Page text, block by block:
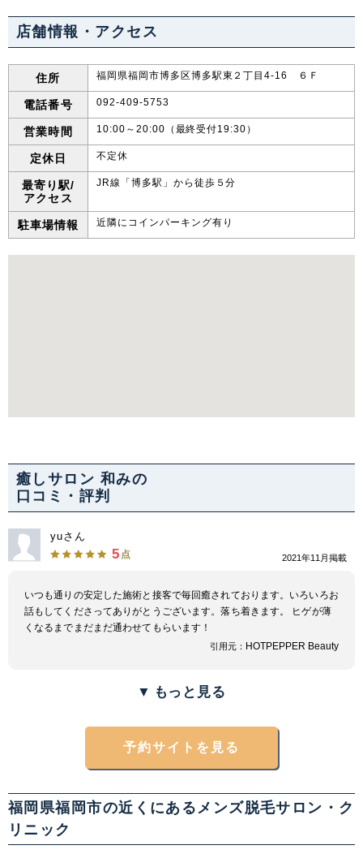
店舗情報・アクセス
住所 福岡県福岡市博多区博多駅東２丁目4-16 ６Ｆ
電話番号 092-409-5753
営業時間 10:00～20:00（最終受付19:30）
定休日 不定休
最寄り駅/
アクセス
JR線「博多駅」から徒歩５分
駐車場情報 近隣にコインパーキング有り
癒しサロン 和みの
口コミ・評判
yuさん
5 点 2021年11月掲載
いつも通りの安定した施術と接客で毎回癒されております。いろいろお
話もしてくださってありがとうございます。落ち着きます。 ヒゲが薄
くなるまでまだまだ通わせてもらいます！
引用元： HOTPEPPER Beauty
▼ もっと見る
予約サイトを見る
福岡県福岡市の近くにあるメンズ脱毛サロン・ク
リニック